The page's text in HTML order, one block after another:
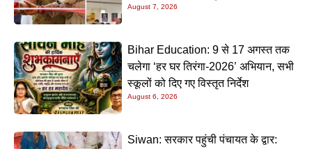
August 7, 2026
Bihar Education: 9 से 17 अगस्त तक
चलेगा ‘हर घर तिरंगा-2026’ अभियान, सभी
स्कूलों को दिए गए विस्तृत निर्देश
August 6, 2026
Siwan: सरकार पहुंची पंचायत के द्वार: